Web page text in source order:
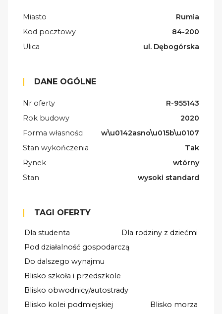
Miasto
Rumia
Kod pocztowy
84-200
Ulica
ul. Dębogórska
DANE OGÓLNE
Nr oferty
R-955143
Rok budowy
2020
Forma własności
w\u0142asno\u015b\u0107
Stan wykończenia
Tak
Rynek
wtórny
Stan
wysoki standard
TAGI OFERTY
Dla studenta
Dla rodziny z dziećmi
Pod działalność gospodarczą
Do dalszego wynajmu
Blisko szkoła i przedszkole
Blisko obwodnicy/autostrady
Blisko kolei podmiejskiej
Blisko morza